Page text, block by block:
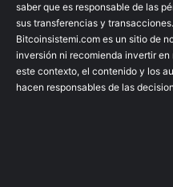
saber que es responsable de las
sus transferencias y transacciones.
Bitcoinsistemi.com es un sitio de
inversión ni recomienda invertir
este contexto, el contenido y los
hacen responsables de las